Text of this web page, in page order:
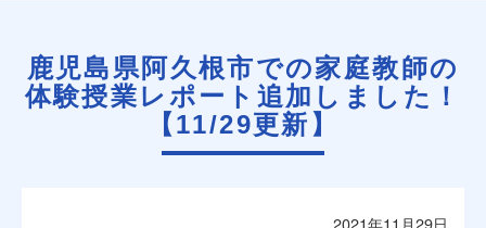
鹿児島県阿久根市での家庭教師の
体験授業レポート追加しました！
【11/29更新】
2021年11月29日